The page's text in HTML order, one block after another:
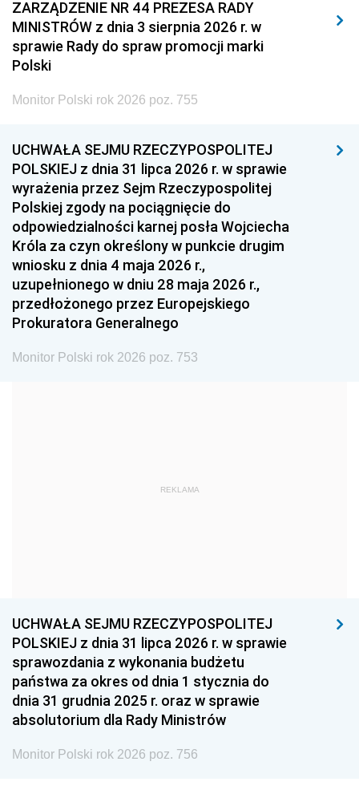
2011 2010 2009
2008 2007 2006
2005
1996 1995 1994
1993 1992 1991
1990 1989
1987 1986 1985
1984 1983
1981 1980 1979
1978 1977
1975 1974
1959
1939 1938 1937
1936 1930
ZARZĄDZENIE NR 44 PREZESA RADY
MINISTRÓW z dnia 3 sierpnia 2026 r. w
sprawie Rady do spraw promocji marki
Polski
Monitor Polski rok 2026 poz. 755
UCHWAŁA SEJMU RZECZYPOSPOLITEJ
POLSKIEJ z dnia 31 lipca 2026 r. w sprawie
wyrażenia przez Sejm Rzeczypospolitej
Polskiej zgody na pociągnięcie do
odpowiedzialności karnej posła Wojciecha
Króla za czyn określony w punkcie drugim
wniosku z dnia 4 maja 2026 r.,
uzupełnionego w dniu 28 maja 2026 r.,
przedłożonego przez Europejskiego
Prokuratora Generalnego
Monitor Polski rok 2026 poz. 753
REKLAMA
UCHWAŁA SEJMU RZECZYPOSPOLITEJ
POLSKIEJ z dnia 31 lipca 2026 r. w sprawie
sprawozdania z wykonania budżetu
państwa za okres od dnia 1 stycznia do
dnia 31 grudnia 2025 r. oraz w sprawie
absolutorium dla Rady Ministrów
Monitor Polski rok 2026 poz. 756